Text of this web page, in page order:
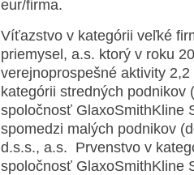
eur/firma.
Víťazstvo v kategórii veľké
priemysel, a.s. ktorý v roku
verejnoprospešné aktivity
kategórii stredných podnikov
spoločnosť GlaxoSmithKline
spomedzi malých podnikov
d.s.s., a.s. Prvenstvo v
spoločnosť GlaxoSmithKline